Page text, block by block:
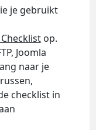
je gebruikt
op.
Joomla
naar je
checklist in